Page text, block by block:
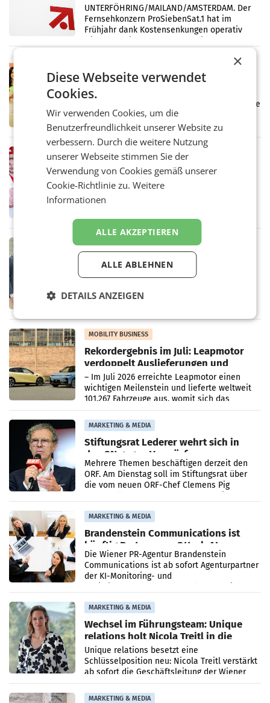
UNTERFÖHRING/MAILAND/AMSTERDAM. Der
Fernsehkonzern ProSiebenSat.1 hat im
Frühjahr dank Kostensenkungen operativ
Eine Bühne für Zirkularität: ARA und
Müller informieren am POS über
Kreislauffähigkeit
Über den gesamten August hinweg rücken die
Altstoff Recycling Austria AG (ARA) und der
Handelskonzern Müller die Initiative
„Kreislauf-Helden“ in allen österreichischen
Müller-Filialen
RETAIL
Penny modernisiert zwei Filialen in
Ober- und Niederösterreich
WIENER NEUDORF. – Im Rahmen einer
laufenden Modernisierungsoffensive
Oberösterreich. Die beiden Standorte liegen
in Haag sowie im rund
Alles bereit für den Wechsel: Jürgen
Albrecht setzt ab 1.1.2027 auf Adeg
WIENER NEUDORF. – Die geplante
Zusammenarbeit zwischen Adeg und dem
Vorarlberger Kaufmann Jürgen Albrecht ist
Bundeswettbewerbsbehörde und der
Bundeskartellanwalt
MOBILITY BUSINESS
Rekordergebnis im Juli: Leapmotor
verdoppelt Auslieferungen und
überschreitet die 100.000er-Marke
– Im Juli 2026 erreichte Leapmotor einen
wichtigen Meilenstein und lieferte weltweit
101.267 Fahrzeuge aus, womit sich das
Ergebnis gegenüber Juli 2025 mehr als
verdoppelte (+102
MARKETING & MEDIA
Stiftungsrat Lederer wehrt sich in
den SN gegen Vorwürfe
Mehrere Themen beschäftigen derzeit den
ORF. Am Dienstag soll im Stiftungsrat über
die vom neuen ORF-Chef Clemens Pig
MARKETING & MEDIA
Brandenstein Communications ist
künftig Partner von OtterlyAI
Die Wiener PR-Agentur Brandenstein
Communications ist ab sofort Agenturpartner
der KI-Monitoring- und
MARKETING & MEDIA
Wechsel im Führungsteam: Unique
relations holt Nicola Treitl in die
Geschäftsleitung
Unique relations besetzt eine
Schlüsselposition neu: Nicola Treitl verstärkt
ab sofort die Geschäftsleitung der Wiener
PR-Agentur an der Seite von Josef Kalina und
Anna Kalina-Mahr.
MARKETING & MEDIA
×
Diese Webseite verwendet
Cookies.
Wir verwenden Cookies, um die
Benutzerfreundlichkeit unserer Website zu
verbessern. Durch die weitere Nutzung
unserer Webseite stimmen Sie der
Verwendung von Cookies gemäß unserer
Cookie-Richtlinie zu.Weitere
Informationen
ALLE AKZEPTIEREN
ALLE ABLEHNEN
DETAILS ANZEIGEN